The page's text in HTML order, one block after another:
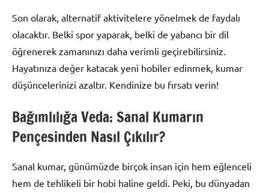
Son olarak, alternatif aktivitelere yönelmek de faydalı
olacaktır. Belki spor yaparak, belki de yabancı bir dil
öğrenerek zamanınızı daha verimli geçirebilirsiniz.
Hayatınıza değer katacak yeni hobiler edinmek, kumar
düşüncelerinizi azaltır. Kendinize bu fırsatı verin!
Bağımlılığa Veda: Sanal Kumarın
Pençesinden Nasıl Çıkılır?
Sanal kumar, günümüzde birçok insan için hem eğlenceli
hem de tehlikeli bir hobi haline geldi. Peki, bu dünyadan